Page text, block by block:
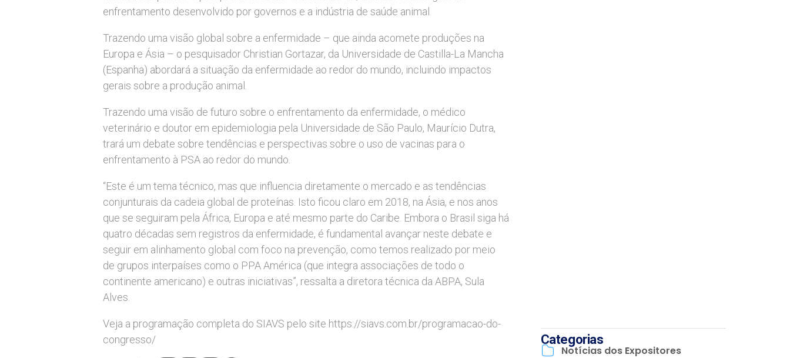
enfrentamento desenvolvido por governos e a indústria de saúde animal.
Trazendo uma visão global sobre a enfermidade – que ainda acomete produções na
Europa e Ásia – o pesquisador Christian Gortazar, da Universidade de Castilla-La Mancha
(Espanha) abordará a situação da enfermidade ao redor do mundo, incluindo impactos
gerais sobre a produção animal.
Trazendo uma visão de futuro sobre o enfrentamento da enfermidade, o médico
veterinário e doutor em epidemiologia pela Universidade de São Paulo, Maurício Dutra,
trará um debate sobre tendências e perspectivas sobre o uso de vacinas para o
enfrentamento à PSA ao redor do mundo.
“Este é um tema técnico, mas que influencia diretamente o mercado e as tendências
conjunturais da cadeia global de proteínas. Isto ficou claro em 2018, na Ásia, e nos anos
que se seguiram pela África, Europa e até mesmo parte do Caribe. Embora o Brasil siga há
quatro décadas sem registros da enfermidade, é fundamental avançar neste debate e
seguir em alinhamento global com foco na prevenção, como temos realizado por meio
de grupos interpaíses como o PPA América (que integra associações de todo o
continente americano) e outras iniciativas”, ressalta a diretora técnica da ABPA, Sula
Alves.
Veja a programação completa do SIAVS pelo site https://siavs.com.br/programacao-do-
congresso/
Categorias
Notícias dos Expositores